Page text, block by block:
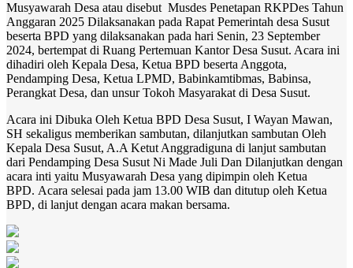
Musyawarah Desa atau disebut Musdes Penetapan RKPDes Tahun
Anggaran 2025 Dilaksanakan pada Rapat Pemerintah desa Susut
beserta BPD yang dilaksanakan pada hari Senin, 23 September
2024, bertempat di Ruang Pertemuan Kantor Desa Susut. Acara ini
dihadiri oleh Kepala Desa, Ketua BPD beserta Anggota,
Pendamping Desa, Ketua LPMD, Babinkamtibmas, Babinsa,
Perangkat Desa, dan unsur Tokoh Masyarakat di Desa Susut.
Acara ini Dibuka Oleh Ketua BPD Desa Susut, I Wayan Mawan,
SH sekaligus memberikan sambutan, dilanjutkan sambutan Oleh
Kepala Desa Susut, A.A Ketut Anggradiguna di lanjut sambutan
dari Pendamping Desa Susut Ni Made Juli Dan Dilanjutkan dengan
acara inti yaitu Musyawarah Desa yang dipimpin oleh Ketua
BPD. Acara selesai pada jam 13.00 WIB dan ditutup oleh Ketua
BPD, di lanjut dengan acara makan bersama.